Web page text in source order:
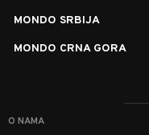
MONDO SRBIJA
MONDO CRNA GORA
O NAMA